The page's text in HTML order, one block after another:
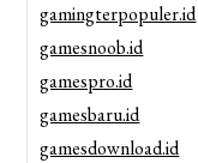
gamingterpopuler.id
gamesnoob.id
gamespro.id
gamesbaru.id
gamesdownload.id